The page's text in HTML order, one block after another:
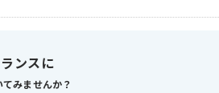
ンスに
てみませんか？